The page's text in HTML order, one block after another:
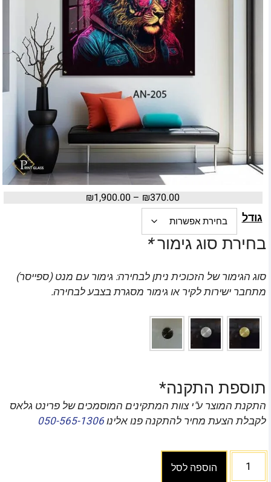
₪370.00
–
₪1,900.00
גודל
בחירת סוג גימור*
סוג הגימור של הזכוכית ניתן לבחירה: גימור עם מנט (ספייסר)
מתחבר ישירות לקיר או גימור מסגרת בצבע לבחירה.
תוספת התקנה*
התקנת המוצר ע"י צוות המתקינים המוסמכים של פרינט גלאס
לקבלת הצעת מחיר להתקנה פנו אלינו050-565-1306
הוספה לסל